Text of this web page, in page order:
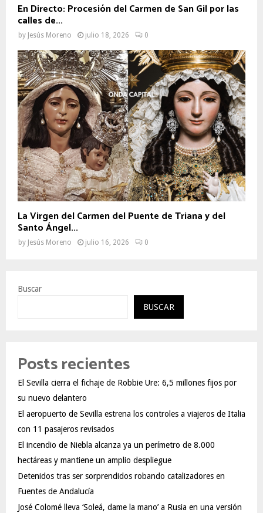
En Directo: Procesión del Carmen de San Gil por las
calles de...
by Jesús Moreno julio 18, 2026 0
La Virgen del Carmen del Puente de Triana y del
Santo Ángel...
by Jesús Moreno julio 16, 2026 0
Buscar
BUSCAR
Posts recientes
El Sevilla cierra el fichaje de Robbie Ure: 6,5 millones fijos por
su nuevo delantero
El aeropuerto de Sevilla estrena los controles a viajeros de Italia
con 11 pasajeros revisados
El incendio de Niebla alcanza ya un perímetro de 8.000
hectáreas y mantiene un amplio despliegue
Detenidos tras ser sorprendidos robando catalizadores en
Fuentes de Andalucía
José Colomé lleva ‘Soleá, dame la mano’ a Rusia en una versión